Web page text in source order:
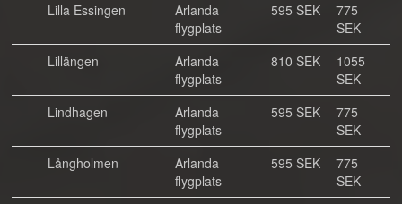
Lilla Essingen
Arlanda
flygplats
595 SEK
775
SEK
Lillängen
Arlanda
flygplats
810 SEK
1055
SEK
Lindhagen
Arlanda
flygplats
595 SEK
775
SEK
Långholmen
Arlanda
flygplats
595 SEK
775
SEK